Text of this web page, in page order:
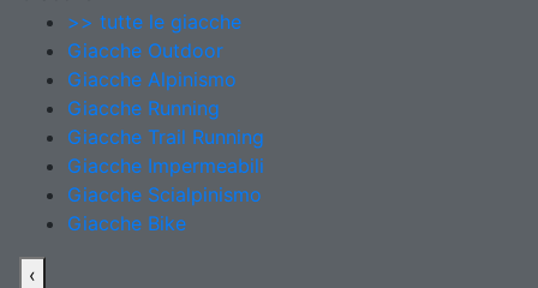
>> tutte le giacche
Giacche Outdoor
Giacche Alpinismo
Giacche Running
Giacche Trail Running
Giacche Impermeabili
Giacche Scialpinismo
Giacche Bike
‹